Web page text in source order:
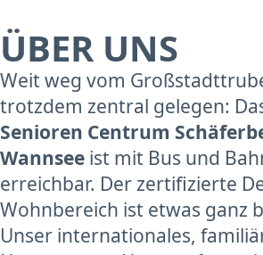
ÜBER UNS
Weit weg vom
trotzdem zentral gelegen:
Senioren Centrum
Wannsee ist mit Bus und
erreichbar. Der zertifizierte
Wohnbereich ist etwas ganz
Unser internationales,